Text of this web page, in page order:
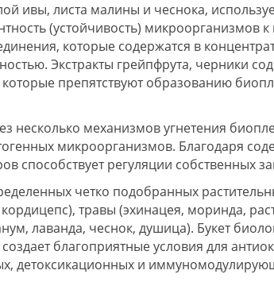
ивы, листа малины и чеснока,
(устойчивость) микроорганизмов
которые содержатся в
Экстракты грейпфрута, черники
препятствуют образованию
несколько механизмов угнетения
микроорганизмов. Благодаря
способствует регуляции собственных
четко подобранных
травы (эхинацея, моринда,
лаванда, чеснок, душица). Букет
благоприятные условия для
детоксикационных и